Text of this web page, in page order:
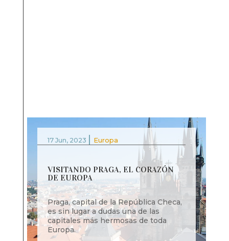
17 Jun, 2023 Europa
VISITANDO PRAGA, EL CORAZÓN
DE EUROPA
Praga, capital de la República Checa,
es sin lugar a dudas una de las
capitales más hermosas de toda
Europa.